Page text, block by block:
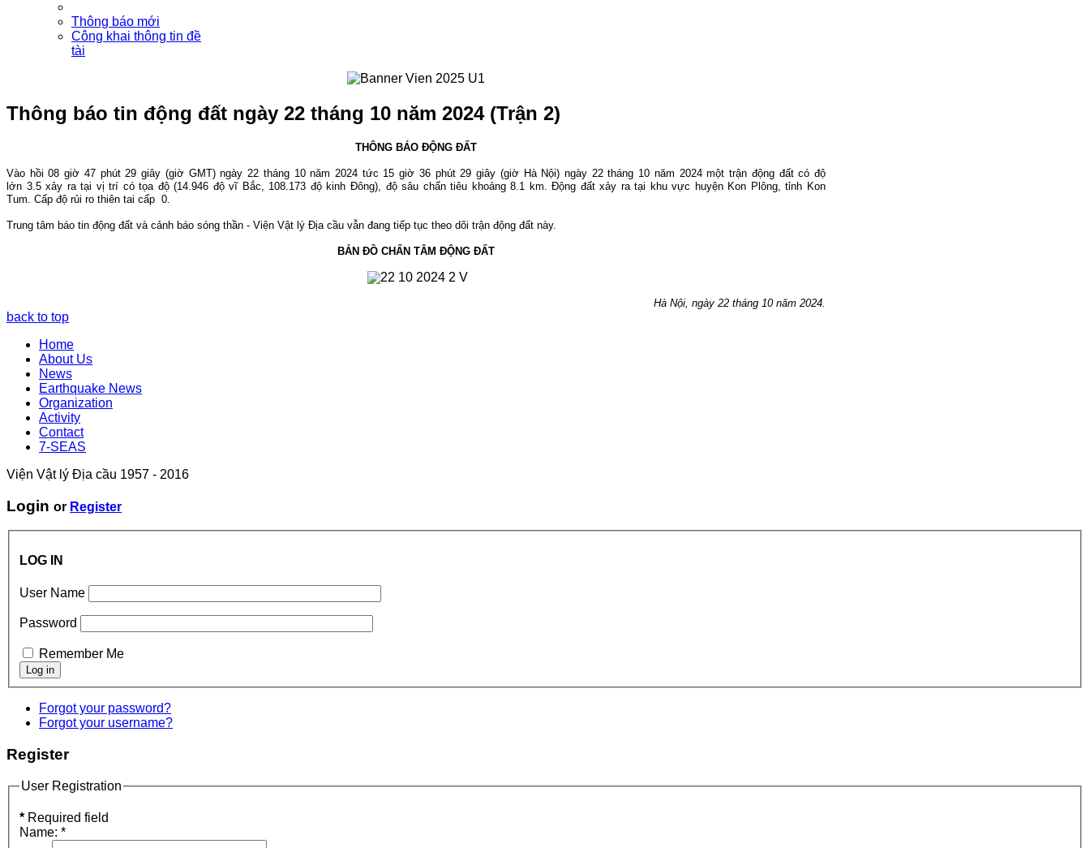
Thông báo mới
Công khai thông tin đề
tài
Thông báo tin động đất ngày 22 tháng 10 năm 2024 (Trận 2)
THÔNG BÁO ĐỘNG ĐẤT
Vào hồi 08giờ 47 phút 29 giây (giờ GMT) ngày 22 tháng 10 năm 2024 tức 15 giờ 36 phút 29 giây (giờ Hà Nội) ngày 22 tháng 10 năm 2024 một trận động đất có độ
lớn 3.5xảy ra tại vị trí có tọa độ (14.946 độ vĩ Bắc, 108.173 độ kinh Đông), độ sâu chấn tiêu khoảng 8.1 km. Động đất xảy ra tại khu vực huyện Kon Plông, tỉnh Kon
Tum. Cấp độ rủi ro thiên tai cấp 0.
Trung tâm báo tin động đất và cảnh báo sóng thần - Viện Vật lý Địa cầu vẫn đang tiếp tục theo dõi trận động đất này.
BẢN ĐỒ CHẤN TÂM ĐỘNG ĐẤT
Hà Nội, ngày 22 tháng 10 năm 2024.
back to top
Home
About Us
News
Earthquake News
Organization
Activity
Contact
7-SEAS
Viện Vật lý Địa cầu 1957 - 2016
Login or Register
LOG IN
User Name
Password
Remember Me
Forgot your password?
Forgot your username?
Register
User Registration
* Required field
Name: *